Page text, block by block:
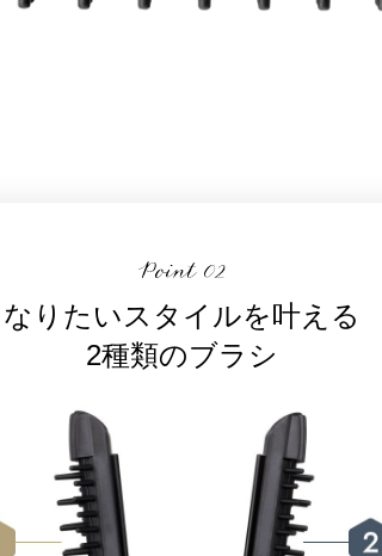
なりたいスタイルを叶える
2種類のブラシ